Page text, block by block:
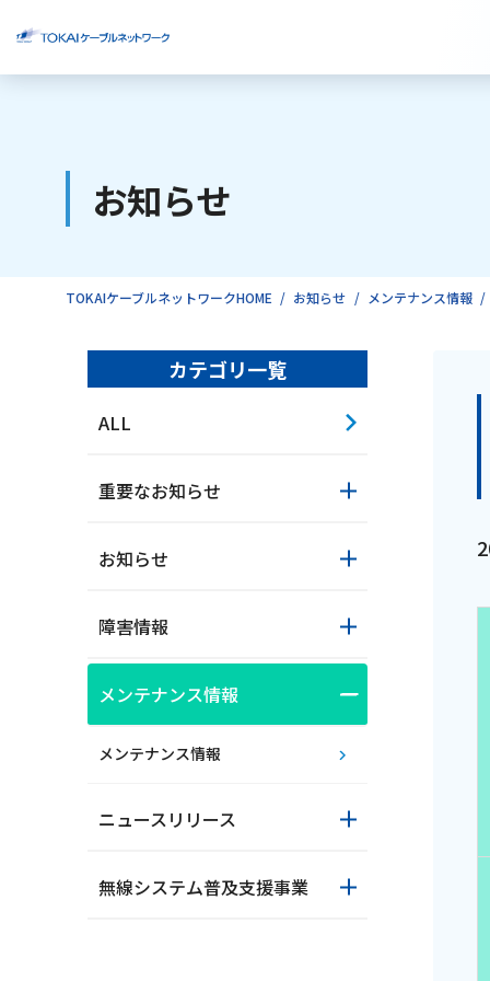
ご利用中のお客様
おトクな情報
お知らせ
TOKAIケーブルネットワークHOME お知らせ メンテナンス情報
カテゴリ一覧
ALL
重要なお知らせ
お知らせ
障害情報
メンテナンス情報
メンテナンス情報
ニュースリリース
無線システム普及支援事業